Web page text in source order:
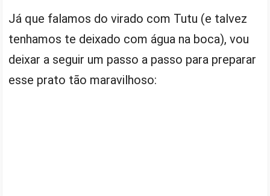
Já que falamos do virado com Tutu (e talvez
tenhamos te deixado com água na boca), vou
deixar a seguir um passo a passo para preparar
esse prato tão maravilhoso: